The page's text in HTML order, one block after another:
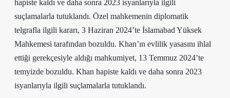
hapiste kaldı ve daha sonra 2023 isyanlarıyla ilgili
suçlamalarla tutuklandı. Özel mahkemenin diplomatik
telgrafla ilgili kararı, 3 Haziran 2024’te İslamabad Yüksek
Mahkemesi tarafından bozuldu. Khan’ın evlilik yasasını ihlal
ettiği gerekçesiyle aldığı mahkumiyet, 13 Temmuz 2024’te
temyizde bozuldu. Khan hapiste kaldı ve daha sonra 2023
isyanlarıyla ilgili suçlamalarla tutuklandı.